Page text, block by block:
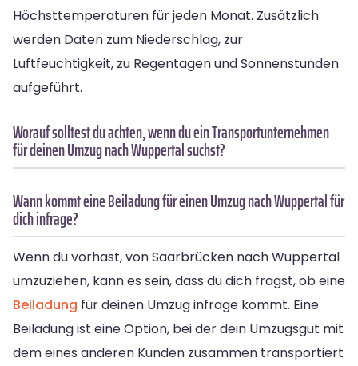
Höchsttemperaturen für jeden Monat. Zusätzlich
werden Daten zum Niederschlag, zur
Luftfeuchtigkeit, zu Regentagen und Sonnenstunden
aufgeführt.
Worauf solltest du achten, wenn du ein Transportunternehmen
für deinen Umzug nach Wuppertal suchst?
Wann kommt eine Beiladung für einen Umzug nach Wuppertal für
dich infrage?
Wenn du vorhast, von Saarbrücken nach Wuppertal
umzuziehen, kann es sein, dass du dich fragst, ob eine
Beiladung für deinen Umzug infrage kommt. Eine
Beiladung ist eine Option, bei der dein Umzugsgut mit
dem eines anderen Kunden zusammen transportiert